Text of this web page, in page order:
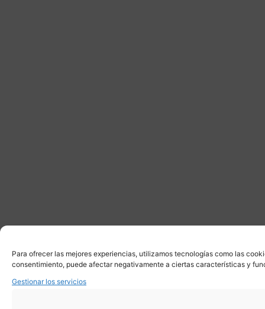
Para ofrecer las mejores experiencias, utilizamos tecnologías como las
consentimiento, puede afectar negativamente a ciertas características y
Gestionar los servicios